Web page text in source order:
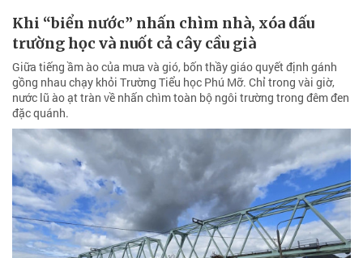
Khi “biển nước” nhấn chìm nhà, xóa dấu
trường học và nuốt cả cây cầu già
Giữa tiếng ầm ào của mưa và gió, bốn thầy giáo quyết định gánh
gồng nhau chạy khỏi Trường Tiểu học Phú Mỡ. Chỉ trong vài giờ,
nước lũ ào ạt tràn về nhấn chìm toàn bộ ngôi trường trong đêm đen
đặc quánh.